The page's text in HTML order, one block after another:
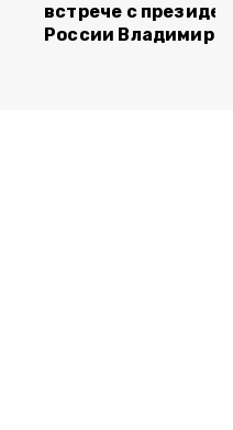
встрече с
России